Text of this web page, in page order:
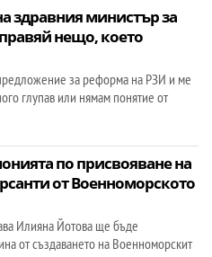
здравния министър за
нещо, което
за реформа на РЗИ и ме
глупав или нямам понятие от
по присвояване на
от Военноморското
Илияна Йотова ще бъде
от създаването на Военноморскит